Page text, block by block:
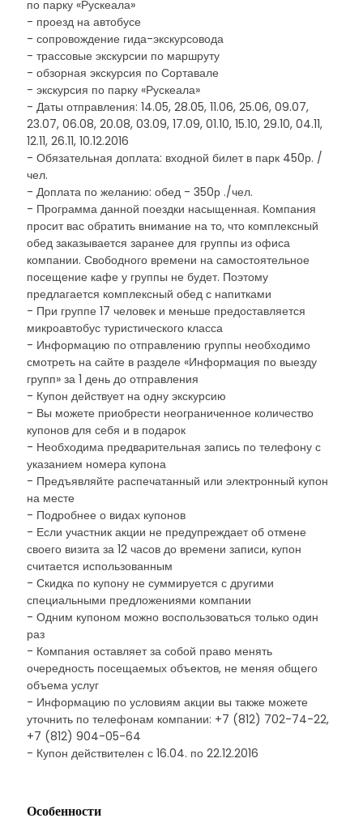
по парку «Рускеала»
- проезд на автобусе
- сопровождение гида-экскурсовода
- трассовые экскурсии по маршруту
- обзорная экскурсия по Сортавале
- экскурсия по парку «Рускеала»
- Даты отправления: 14.05, 28.05, 11.06, 25.06, 09.07,
23.07, 06.08, 20.08, 03.09, 17.09, 01.10, 15.10, 29.10, 04.11,
12.11, 26.11, 10.12.2016
- Обязательная доплата: входной билет в парк 450р. /
чел.
- Доплата по желанию: обед - 350р ./чел.
- Программа данной поездки насыщенная. Компания
просит вас обратить внимание на то, что комплексный
обед заказывается заранее для группы из офиса
компании. Свободного времени на самостоятельное
посещение кафе у группы не будет. Поэтому
предлагается комплексный обед с напитками
- При группе 17 человек и меньше предоставляется
микроавтобус туристического класса
- Информацию по отправлению группы необходимо
смотреть на сайте в разделе «Информация по выезду
групп» за 1 день до отправления
- Купон действует на одну экскурсию
- Вы можете приобрести неограниченное количество
купонов для себя и в подарок
- Необходима предварительная запись по телефону с
указанием номера купона
- Предъявляйте распечатанный или электронный купон
на месте
- Подробнее о видах купонов
- Если участник акции не предупреждает об отмене
своего визита за 12 часов до времени записи, купон
считается использованным
- Скидка по купону не суммируется с другими
специальными предложениями компании
- Одним купоном можно воспользоваться только один
раз
- Компания оставляет за собой право менять
очередность посещаемых объектов, не меняя общего
объема услуг
- Информацию по условиям акции вы также можете
уточнить по телефонам компании: +7 (812) 702-74-22,
+7 (812) 904-05-64
- Купон действителен с 16.04. по 22.12.2016
Особенности